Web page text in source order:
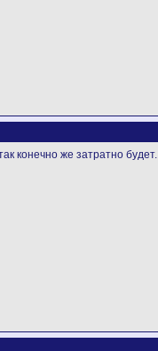
конечно же затратно будет.